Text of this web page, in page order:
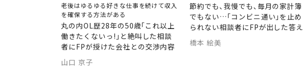
老後はゆるゆる好きな仕事を続けて収入
を確保する方法がある
丸の内OL歴28年の50歳｢これ以上
働きたくないっ!｣と絶叫した相談
者にFPが授けた会社との交渉内容
山口 京子
節約でも､我慢でも､毎月の家計簿
でもない…｢コンビニ通い｣を止め
られない相談者にFPが出した答え
橋本 絵美